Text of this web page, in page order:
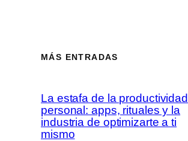
MÁS ENTRADAS
La estafa de la productividad
personal: apps, rituales y la
industria de optimizarte a ti
mismo